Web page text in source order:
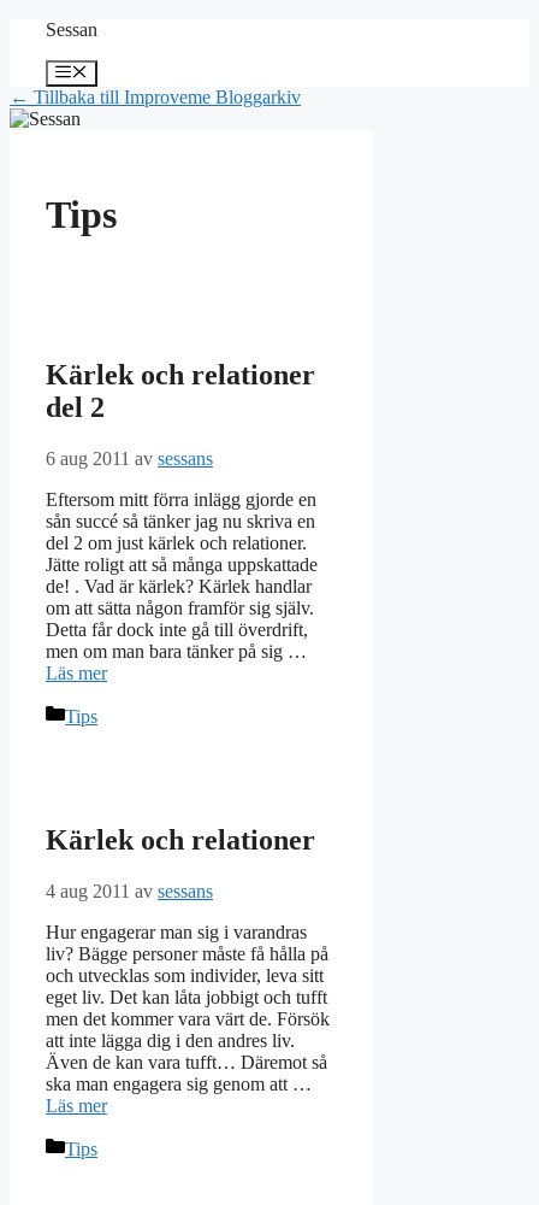
Hoppa
innehåll
Sessan
Meny
← Tillbaka till Improveme Bloggarkiv
Tips
Kärlek och relationer
del 2
6 aug 2011 av sessans
Eftersom mitt förra inlägg gjorde en
sån succé så tänker jag nu skriva en
del 2 om just kärlek och relationer.
Jätte roligt att så många uppskattade
de! . Vad är kärlek? Kärlek handlar
om att sätta någon framför sig själv.
Detta får dock inte gå till överdrift,
men om man bara tänker på sig …
Läs mer
Kategorier
Tips
Kärlek och relationer
4 aug 2011 av sessans
Hur engagerar man sig i varandras
liv? Bägge personer måste få hålla på
och utvecklas som individer, leva sitt
eget liv. Det kan låta jobbigt och tufft
men det kommer vara värt de. Försök
att inte lägga dig i den andres liv.
Även de kan vara tufft… Däremot så
ska man engagera sig genom att …
Läs mer
Kategorier
Tips